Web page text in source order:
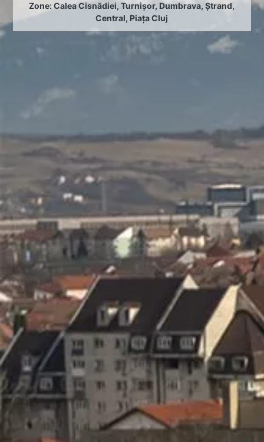
Zone:Calea Cisnădiei,Turnișor, Dumbrava,Ștrand,
Central, Piața Cluj